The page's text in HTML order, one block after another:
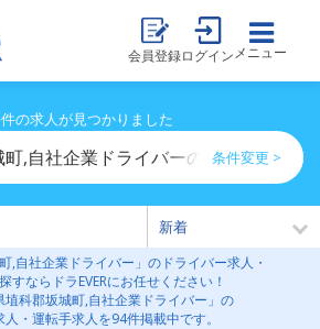
会員登録ログイン メニュー
件の求人が見つかりました
,自社企業ドライバーのドライバー求
条件変更 >
,自社企業ドライバー」のドライバー求人・
すならドラEVERにお任せください！
埴科郡坂城町,自社企業ドライバー」の
人・運転手求人を94件掲載中です。